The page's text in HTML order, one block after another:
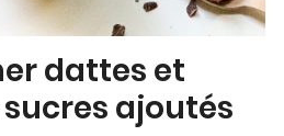
dattes et
ajoutés